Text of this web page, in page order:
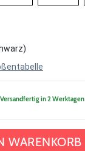
Versandfertig in 2 Werktagen
WARENKORB